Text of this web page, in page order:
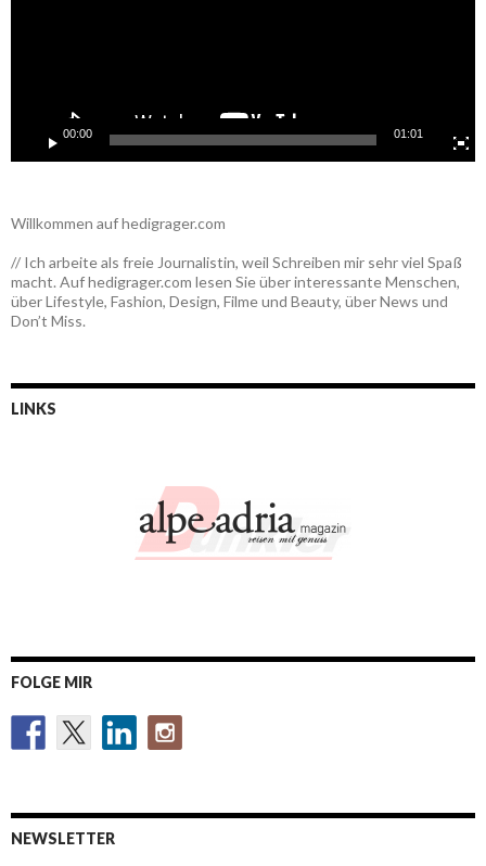
00:00 01:01
Willkommen auf hedigrager.com
// Ich arbeite als freie Journalistin, weil Schreiben mir sehr viel Spaß
macht. Auf hedigrager.com lesen Sie über interessante Menschen,
über Lifestyle, Fashion, Design, Filme und Beauty, über News und
Don’t Miss.
LINKS
FOLGE MIR
NEWSLETTER